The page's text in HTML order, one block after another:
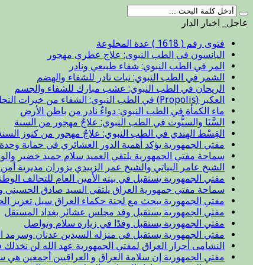
عاجل_ اخبار الدار
فتوى رقم ( 1618 ) عدة المخلوعة
اليانسون في الطب النبوي: علاج عطري مهجور
المر في الطب النبوي: شفاء طبيعي ونادر
الشمر في الطب النبوي: نبات نادر للشفاء والهضم
الريحان في الطب النبوي: عشب مبارك للشفاء والجسم
العكبر (Propolis) في الطب النبوي: الشفاء من خيرات النحل
ماء الكمأة في الطب النبوي: دواءٌ نادر من باطن الأرض
السَّنَا والسنُّوت في الطب النبوي: علاجٌ مهجور من السنة
القِسْط الهندي في الطب النبوي: علاجٌ مهجور من كنوز
مفتي الجمهورية يؤكد أهمية الدور العشائري في حماية
سماحة مفتي الجمهورية يلتقي العميد سلام حميد خضير
الشيخ عامر البياتي والشيخ عمر الزبيدي يزوران مديرية
مفتي الجمهورية يستقبل في بيته الأمين العام للتحالف
سماحة مفتي جمهورية العراق يلتقي السيد صادق الحسيني
مفتي الجمهورية يبحث مع لجنة حكماء العراق سبل تعزيز
مفتي الجمهورية يستقبل وفد مجلس عشائر بغداد المستقل
مفتي الجمهورية يستقبل وفدًا في زيارة سلام وتواصل
مفتي الجمهورية يستقبل في منزله السيدين عدنان وسرمد
النشامى أحرار العراق لمفتي الجمهورية عهد الله لن نخذلك
مفتي الجمهورية إن سلامة العراق و العراقيين أجمعين